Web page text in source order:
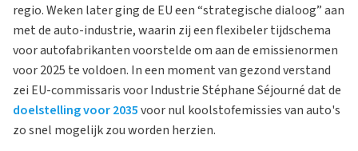
regio. Weken later ging de EU een “strategische dialoog” aan
met de auto-industrie, waarin zij een flexibeler tijdschema
voor autofabrikanten voorstelde om aan de emissienormen
voor 2025 te voldoen. In een moment van gezond verstand
zei EU-commissaris voor Industrie Stéphane Séjourné dat de
doelstelling voor 2035voor nul koolstofemissies van auto's
zo snel mogelijk zou worden herzien.